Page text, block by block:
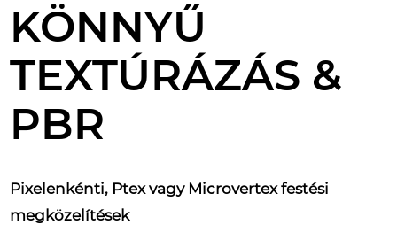
KÖNNYŰ
TEXTÚRÁZÁS &
PBR
Pixelenkénti, Ptex vagy Microvertex festési
megközelítések